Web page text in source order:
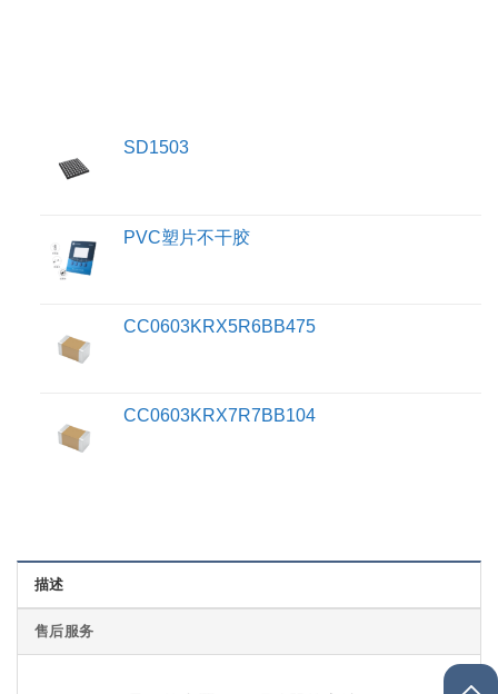
SD1503
PVC塑片不干胶
CC0603KRX5R6BB475
CC0603KRX7R7BB104
描述
售后服务